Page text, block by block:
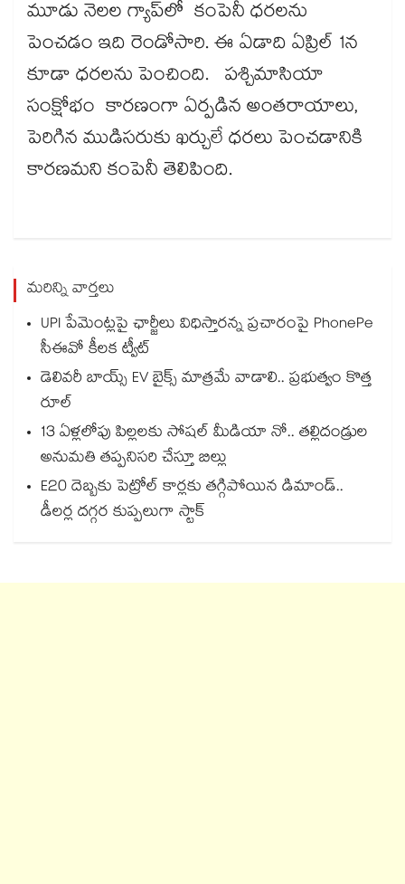
మూడు నెలల గ్యాప్‌‌‌‌లో కంపెనీ ధరలను
పెంచడం ఇది రెండోసారి. ఈ ఏడాది ఏప్రిల్‌‌‌‌ 1న
కూడా ధరలను పెంచింది. పశ్చిమాసియా
సంక్షోభం కారణంగా ఏర్పడిన అంతరాయాలు,
పెరిగిన ముడిసరుకు ఖర్చులే ధరలు పెంచడానికి
కారణమని కంపెనీ తెలిపింది.
మరిన్ని వార్తలు
UPI పేమెంట్లపై ఛార్జీలు విధిస్తారన్న ప్రచారంపై PhonePe
సీఈవో కీలక ట్వీట్
డెలివరీ బాయ్స్ EV బైక్స్ మాత్రమే వాడాలి.. ప్రభుత్వం కొత్త
రూల్
13 ఏళ్లలోపు పిల్లలకు సోషల్ మీడియా నో.. తల్లిదండ్రుల
అనుమతి తప్పనిసరి చేస్తూ బిల్లు
E20 దెబ్బకు పెట్రోల్ కార్లకు తగ్గిపోయిన డిమాండ్..
డీలర్ల దగ్గర కుప్పలుగా స్టాక్